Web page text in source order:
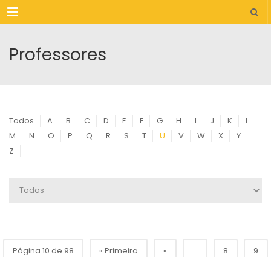
Menu
Professores
Todos A B C D E F G H I J K
L
M
N O P Q R S T U V W X
Y
Z
Página 10 de 98 « Primeira « ... 8 9